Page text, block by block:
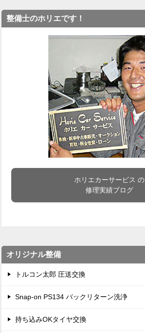
整備士のホリエです！
ホリエカーサービス の
修理実績ブログ
オリジナル整備
トルコン太郎 圧送交換
Snap-on PS134 バックリターン洗浄
持ち込みOKタイヤ交換